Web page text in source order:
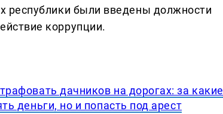
республики были введены должности
коррупции.
дачников на дорогах: за какие
деньги, но и попасть под арест